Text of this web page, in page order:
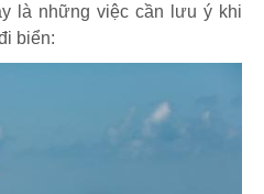
là những việc cần lưu ý khi
biển: